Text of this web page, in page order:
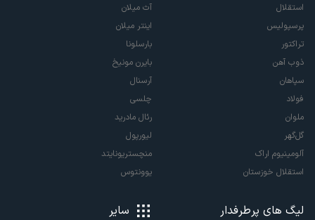
استقلال
پرسپولیس
تراکتور
ذوب آهن
سپاهان
فولاد
ملوان
گل‌گهر
آلومینیوم اراک
استقلال خوزستان
آث میلان
اینتر میلان
بارسلونا
بایرن مونیخ
آرسنال
چلسی
رئال مادرید
لیورپول
منچستریونایتد
یوونتوس
لیگ های پرطرفدار سایر